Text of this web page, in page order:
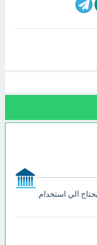
الي استخدام.